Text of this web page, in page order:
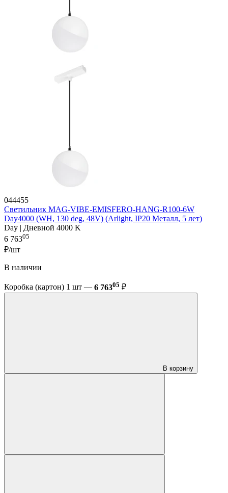
044455
Светильник MAG-VIBE-EMISFERO-HANG-R100-6W
Day4000 (WH, 130 deg, 48V) (Arlight, IP20 Металл, 5 лет)
Day | Дневной 4000 K
6 76305
₽/шт
В наличии
Коробка (картон) 1 шт — 6 76305 ₽
В корзину